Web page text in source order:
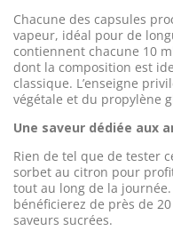
Chacune des capsules
vapeur, idéal pour de
contiennent chacune 10
dont la composition est
classique. L’enseigne
végétale et du propylène
Une saveur dédiée aux
Rien de tel que de tester
sorbet au citron pour
tout au long de la
bénéficierez de près de
saveurs sucrées.